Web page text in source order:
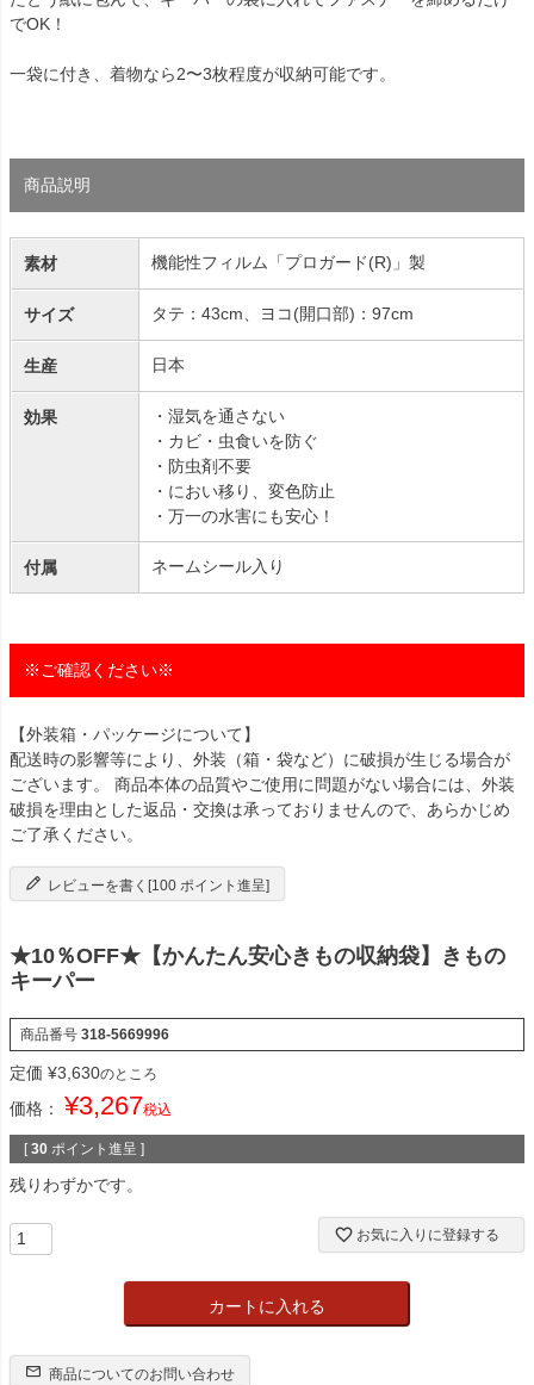
でOK！
一袋に付き、着物なら2〜3枚程度が収納可能です。
商品説明
素材 機能性フィルム「プロガード(R)」製
サイズ タテ：43cm、ヨコ(開口部)：97cm
生産 日本
効果
・湿気を通さない
・カビ・虫食いを防ぐ
・防虫剤不要
・におい移り、変色防止
・万一の水害にも安心！
付属 ネームシール入り
※ご確認ください※
【外装箱・パッケージについて】
配送時の影響等により、外装（箱・袋など）に破損が生じる場合が
ございます。 商品本体の品質やご使用に問題がない場合には、外装
破損を理由とした返品・交換は承っておりませんので、あらかじめ
ご了承ください。
レビューを書く[100 ポイント進呈]
★10％OFF★【かんたん安心きもの収納袋】きもの
キーパー
商品番号 318-5669996
定価 ¥3,630のところ
価格： ¥3,267税込
[ 30 ポイント進呈 ]
残りわずかです。
お気に入りに登録する
カートに入れる
商品についてのお問い合わせ